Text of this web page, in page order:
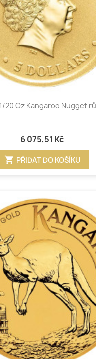
20 Oz Kangaroo Nugget
6 075,51 Kč
shopping_cart PŘIDAT DO KOŠÍKU